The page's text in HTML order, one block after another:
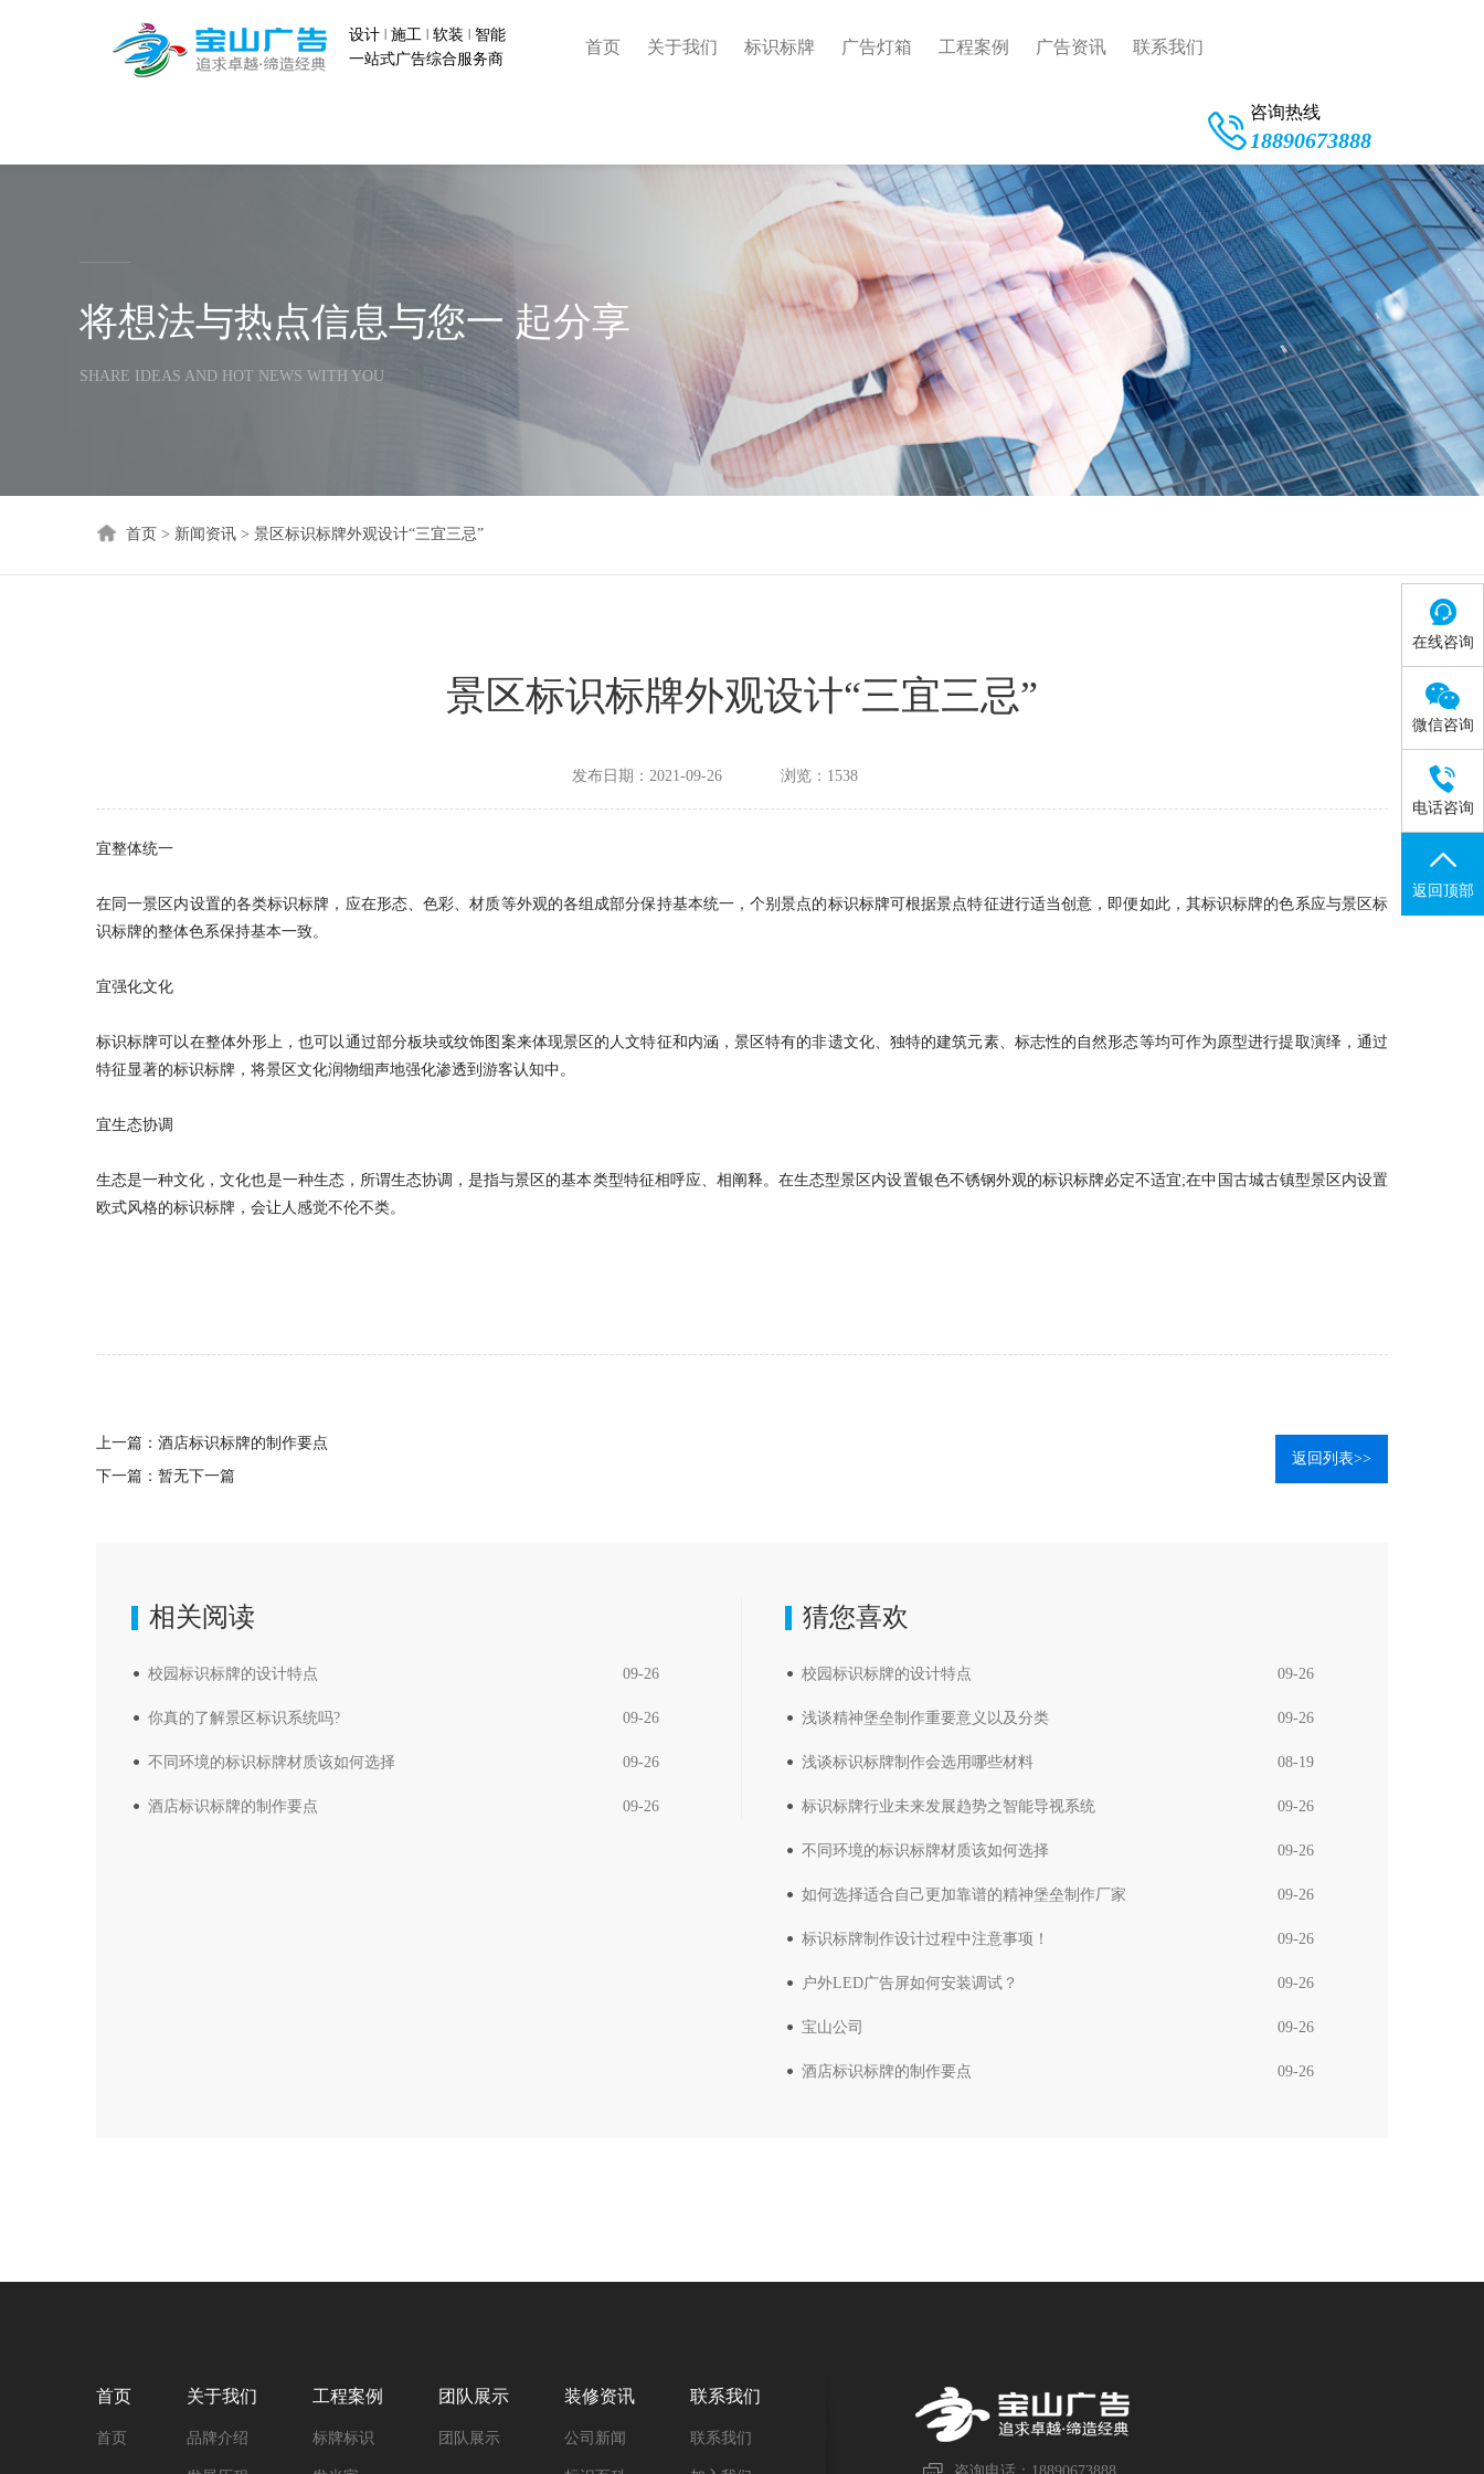
设计 | 施工 | 软装 | 智能
一站式广告综合服务商
首页 关于我们 标识标牌 广告灯箱 工程案例 广告资讯 联系我们
咨询热线
18890673888
将想法与热点信息与您一 起分享
SHARE IDEAS AND HOT NEWS WITH YOU
首页 > 新闻资讯 > 景区标识标牌外观设计“三宜三忌”
景区标识标牌外观设计“三宜三忌”
发布日期：2021-09-26 浏览：1538
宜整体统一
在同一景区内设置的各类标识标牌，应在形态、色彩、材质等外观的各组成部分保持基本统一，个别景点的标识标牌可根据景点特征进行适当创意，即便如此，其标识标牌的色系应与景区标
识标牌的整体色系保持基本一致。
宜强化文化
标识标牌可以在整体外形上，也可以通过部分板块或纹饰图案来体现景区的人文特征和内涵，景区特有的非遗文化、独特的建筑元素、标志性的自然形态等均可作为原型进行提取演绎，通过
特征显著的标识标牌，将景区文化润物细声地强化渗透到游客认知中。
宜生态协调
生态是一种文化，文化也是一种生态，所谓生态协调，是指与景区的基本类型特征相呼应、相阐释。在生态型景区内设置银色不锈钢外观的标识标牌必定不适宜;在中国古城古镇型景区内设置
欧式风格的标识标牌，会让人感觉不伦不类。
上一篇： 酒店标识标牌的制作要点
下一篇：暂无下一篇
返回列表>>
相关阅读
校园标识标牌的设计特点 09-26
你真的了解景区标识系统吗? 09-26
不同环境的标识标牌材质该如何选择 09-26
酒店标识标牌的制作要点 09-26
猜您喜欢
校园标识标牌的设计特点 09-26
浅谈精神堡垒制作重要意义以及分类 09-26
浅谈标识标牌制作会选用哪些材料 08-19
标识标牌行业未来发展趋势之智能导视系统 09-26
不同环境的标识标牌材质该如何选择 09-26
如何选择适合自己更加靠谱的精神堡垒制作厂家 09-26
标识标牌制作设计过程中注意事项！ 09-26
户外LED广告屏如何安装调试？ 09-26
宝山公司 09-26
酒店标识标牌的制作要点 09-26
首页
首页
关于我们
品牌介绍
工程案例
标牌标识
团队展示
团队展示
装修资讯
公司新闻
联系我们
联系我们
在线咨询

微信咨询

电话咨询
返回顶部